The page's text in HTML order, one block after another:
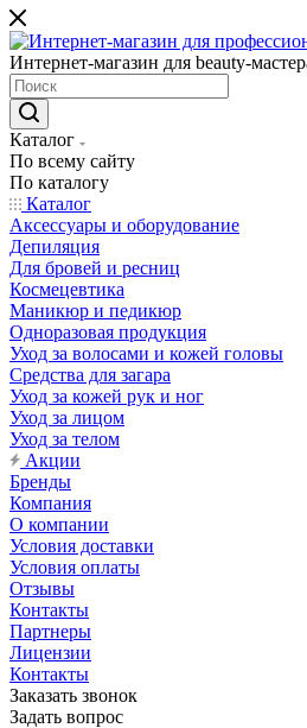
Интернет-магазин для beauty-
Каталог
По всему сайту
По каталогу
Каталог
Аксессуары и оборудование
Депиляция
Для бровей и ресниц
Космецевтика
Маникюр и педикюр
Одноразовая продукция
Уход за волосами и кожей головы
Средства для загара
Уход за кожей рук и ног
Уход за лицом
Уход за телом
Акции
Бренды
Компания
О компании
Условия доставки
Условия оплаты
Отзывы
Контакты
Партнеры
Лицензии
Контакты
Заказать звонок
Задать вопрос